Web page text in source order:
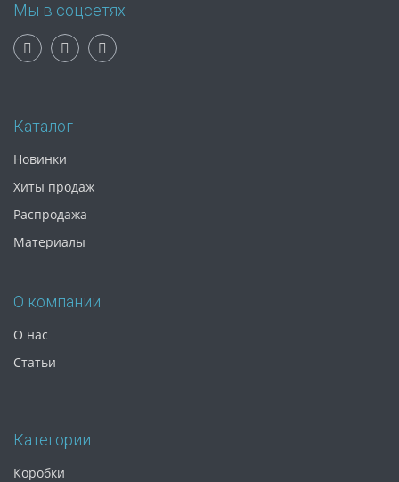
Мы в соцсетях
Каталог
Новинки
Хиты продаж
Распродажа
Материалы
О компании
О нас
Статьи
Категории
Коробки